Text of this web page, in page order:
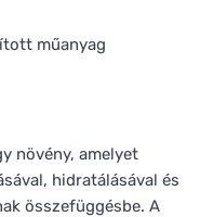
műanyag
növény, amelyet
hidratálásával és
összefüggésbe. A